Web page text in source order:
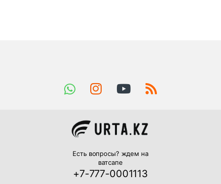
Есть вопросы? ждем на
ватсапе
+7-777-0001113